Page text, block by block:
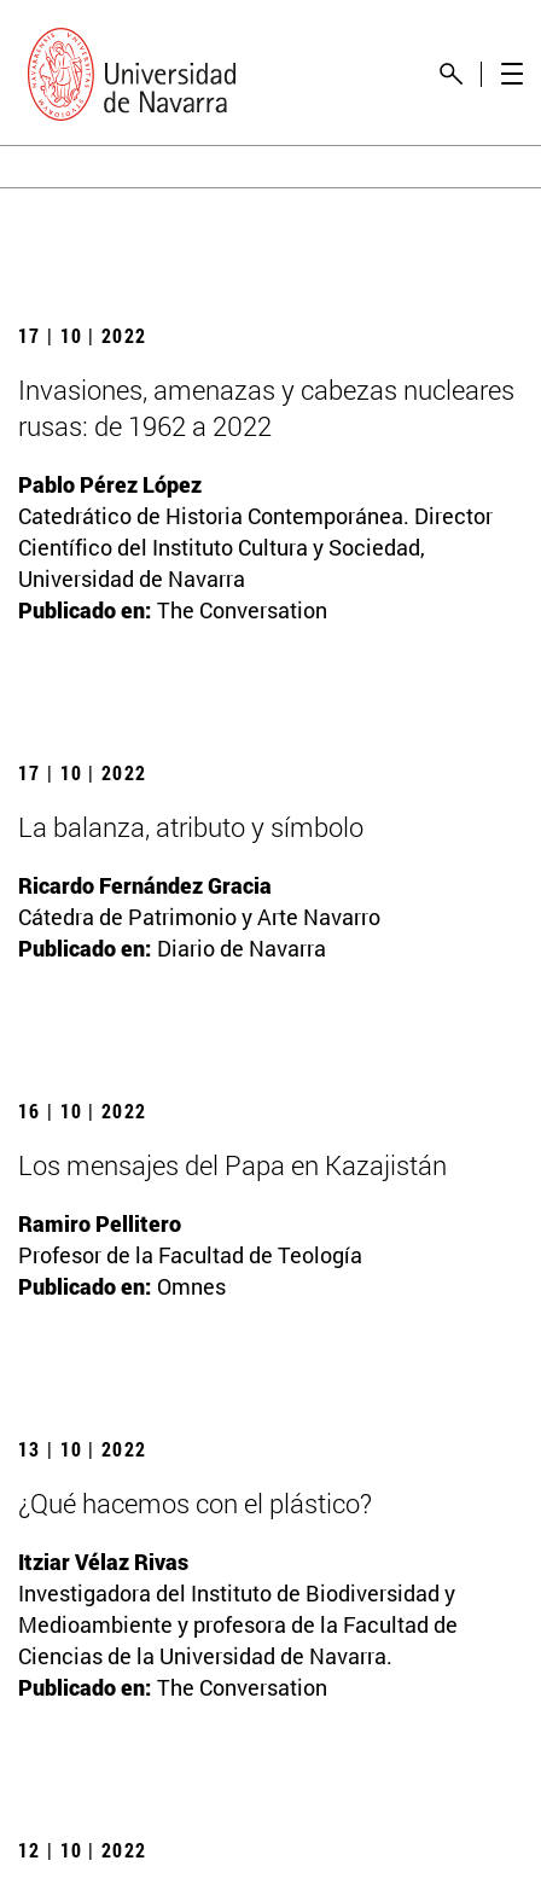
17 | 10 | 2022
Invasiones, amenazas y cabezas nucleares
rusas: de 1962 a 2022
Pablo Pérez López
Catedrático de Historia Contemporánea. Director
Científico del Instituto Cultura y Sociedad,
Universidad de Navarra
Publicado en: The Conversation
17 | 10 | 2022
La balanza, atributo y símbolo
Ricardo Fernández Gracia
Cátedra de Patrimonio y Arte Navarro
Publicado en: Diario de Navarra
16 | 10 | 2022
Los mensajes del Papa en Kazajistán
Ramiro Pellitero
Profesor de la Facultad de Teología
Publicado en: Omnes
13 | 10 | 2022
¿Qué hacemos con el plástico?
Itziar Vélaz Rivas
Investigadora del Instituto de Biodiversidad y
Medioambiente y profesora de la Facultad de
Ciencias de la Universidad de Navarra.
Publicado en: The Conversation
12 | 10 | 2022